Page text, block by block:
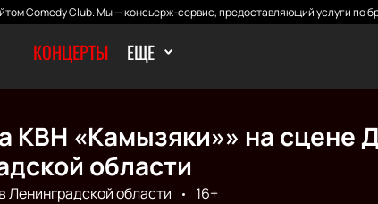
Comedy Club. Мы — консьерж-сервис, предоставляющий услуги по
КОНЦЕРТЫ ЕЩЕ
КВН «Камызяки»» на сцене
области
Ленинградской области
16+